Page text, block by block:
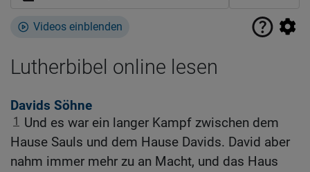
Videos einblenden
Lutherbibel online lesen
Davids Söhne
1
Und es war ein langer Kampf zwischen dem
Hause Sauls und dem Hause Davids. David aber
nahm immer mehr zu an Macht, und das Haus